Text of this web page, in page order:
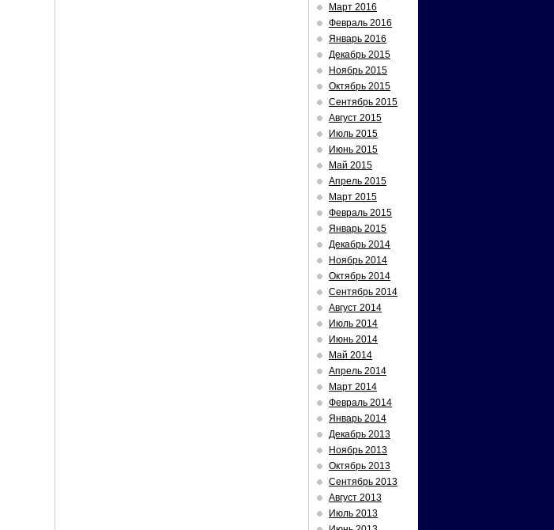
Март 2016
Февраль 2016
Январь 2016
Декабрь 2015
Ноябрь 2015
Октябрь 2015
Сентябрь 2015
Август 2015
Июль 2015
Июнь 2015
Май 2015
Апрель 2015
Март 2015
Февраль 2015
Январь 2015
Декабрь 2014
Ноябрь 2014
Октябрь 2014
Сентябрь 2014
Август 2014
Июль 2014
Июнь 2014
Май 2014
Апрель 2014
Март 2014
Февраль 2014
Январь 2014
Декабрь 2013
Ноябрь 2013
Октябрь 2013
Сентябрь 2013
Август 2013
Июль 2013